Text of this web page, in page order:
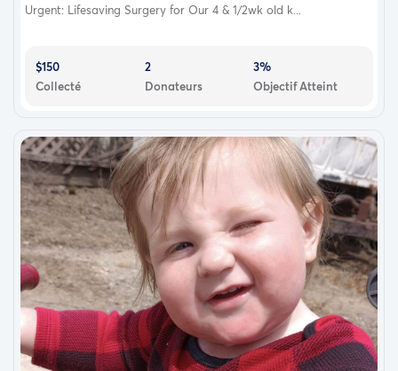
Urgent: Lifesaving Surgery for Our 4 & 1/2wk old k...
$150
Collecté
2
Donateurs
3%
Objectif Atteint